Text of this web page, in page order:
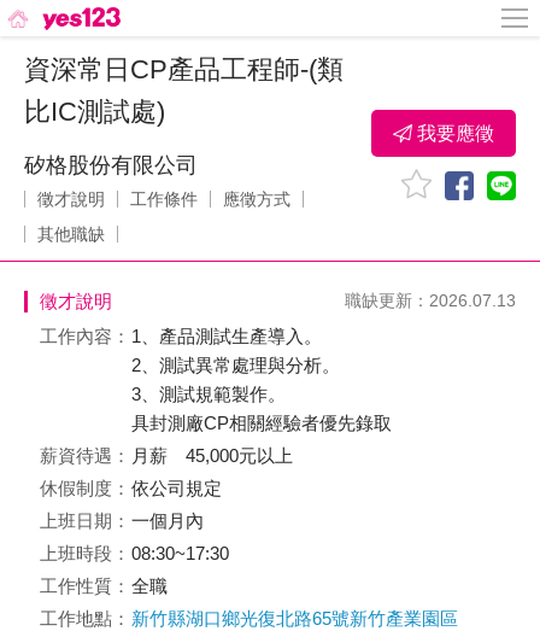
資深常日CP產品工程師-(類
比IC測試處)
矽格股份有限公司
徵才說明 工作條件
應徵方式
其他職缺
我要應徵
徵才說明 職缺更新：2026.07.13
工作內容： 1、產品測試生產導入。
2、測試異常處理與分析。
3、測試規範製作。
具封測廠CP相關經驗者優先錄取
薪資待遇： 月薪 45,000元以上
休假制度： 依公司規定
上班日期： 一個月內
上班時段： 08:30~17:30
工作性質： 全職
工作地點： 新竹縣湖口鄉光復北路65號新竹產業園區